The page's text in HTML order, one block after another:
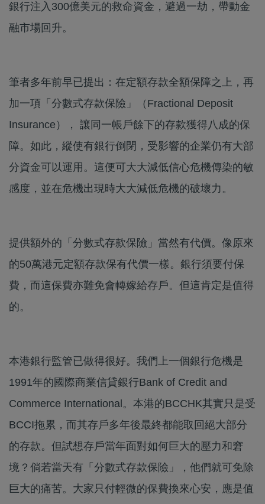
銀行注入300億美元的救命資金，避過一劫，帶動金
融市場回升。
筆者多年前早已提出：在定額存款全額保障之上，再
加一項「分數式存款保險」（Fractional Deposit
Insurance）， 讓同一帳戶餘下的存款獲得八成的保
障。如此，縱使有銀行倒閉，受影響的企業仍有大部
分資金可以運用。這便可大大減低信心危機傳染的敏
感度，並在危機出現時大大減低危機的破壞力。
提供額外的「分數式存款保險」當然有代價。像原來
的50萬港元定額存款保有代價一樣。銀行須要付保
費，而這保費亦難免會轉嫁給存戶。但這肯定是值得
的。
本港銀行監管已做得很好。我們上一個銀行危機是
1991年的國際商業信貸銀行Bank of Credit and
Commerce International。本港的BCCHK其實只是受
BCCI拖累，而其存戶多年後最終都能取回絕大部分
的存款。但試想存戶當年面對如何巨大的壓力和窘
境？倘若當天有「分數式存款保險」，他們就可免除
巨大的痛苦。大家只付輕微的保費換來心安，應是值